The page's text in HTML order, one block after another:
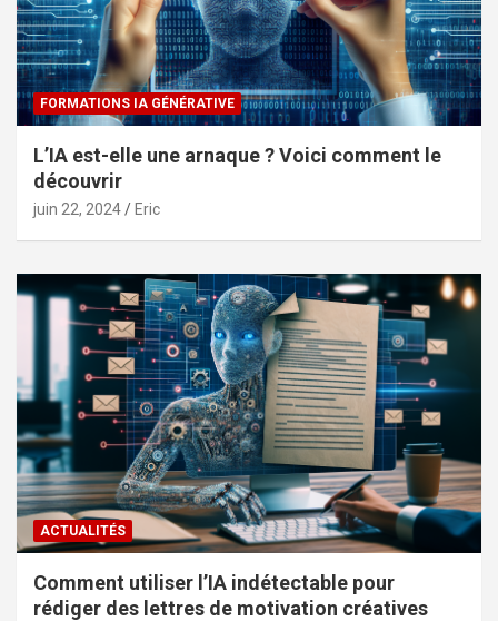
FORMATIONS IA GÉNÉRATIVE
L’IA est-elle une arnaque ? Voici comment le
découvrir
juin 22, 2024 Eric
ACTUALITÉS
Comment utiliser l’IA indétectable pour
rédiger des lettres de motivation créatives